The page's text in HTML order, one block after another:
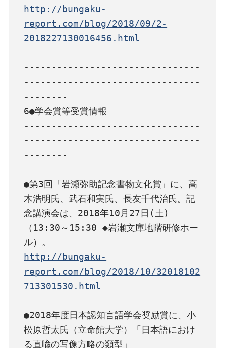
http://bungaku-
report.com/blog/2018/09/2-
2018227130016456.html
--------------------------------
--------------------------------
--------
6●学会賞等受賞情報
--------------------------------
--------------------------------
--------
●第3回「岩瀬弥助記念書物文化賞」に、高
木浩明氏、武石和実氏、長友千代治氏。記
念講演会は、2018年10月27日(土)
（13:30～15:30 ◆岩瀬文庫地階研修ホー
http://bungaku-
report.com/blog/2018/10/32018102
713301530.html
●2018年度日本認知言語学会奨励賞に、小
松原哲太氏（立命館大学）「日本語におけ